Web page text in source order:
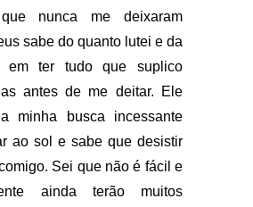
nunca me deixaram
sabe do quanto lutei e da
em ter tudo que suplico
antes de me deitar. Ele
minha busca incessante
ao sol e sabe que desistir
Sei que não é fácil e
ainda terão muitos